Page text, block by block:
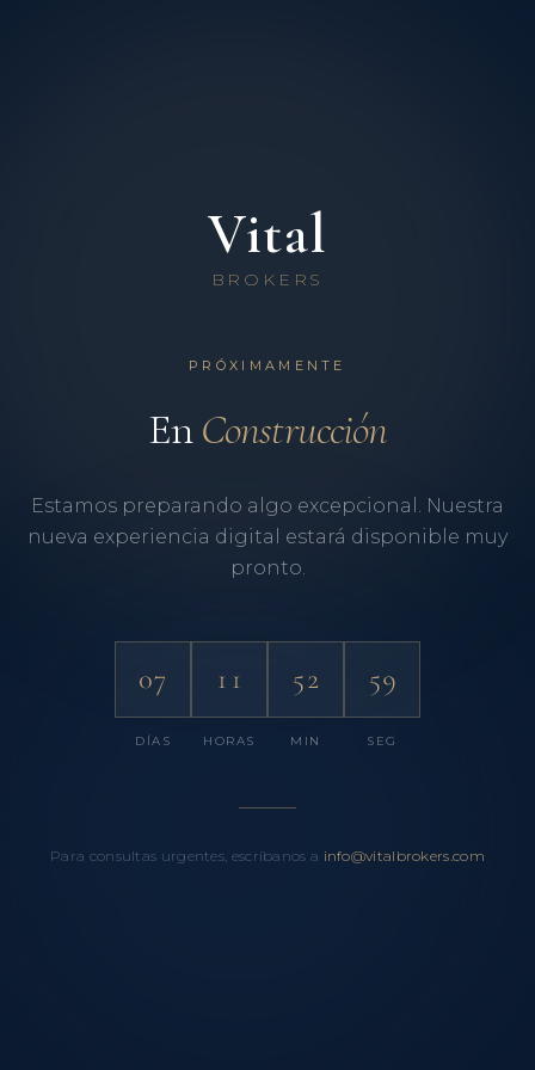
Vital
BROKERS
PRÓXIMAMENTE
EnConstrucción
Estamos preparando algo excepcional. Nuestra
nueva experiencia digital estará disponible muy
pronto.
07
DÍAS
11
HORAS
52
MIN
59
SEG
Para consultas urgentes, escríbanos a info@vitalbrokers.com